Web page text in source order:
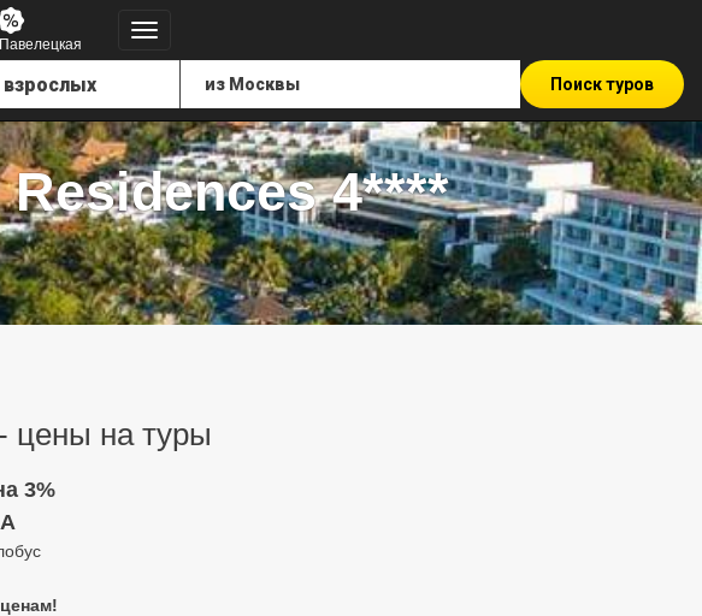
Поиск туров
4****
цены на туры
3%